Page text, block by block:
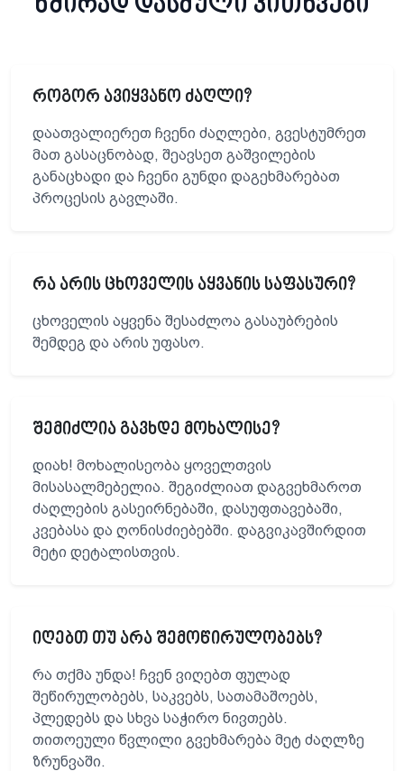
როგორ ავიყვანო ძაღლი?
დაათვალიერეთ ჩვენი ძაღლები, გვესტუმრეთ
მათ გასაცნობად, შეავსეთ გაშვილების
განაცხადი და ჩვენი გუნდი დაგეხმარებათ
პროცესის გავლაში.
რა არის ცხოველის აყვანის საფასური?
ცხოველის აყვენა შესაძლოა გასაუბრების
შემდეგ და არის უფასო.
შემიძლია გავხდე მოხალისე?
დიახ! მოხალისეობა ყოველთვის
მისასალმებელია. შეგიძლიათ დაგვეხმაროთ
ძაღლების გასეირნებაში, დასუფთავებაში,
კვებასა და ღონისძიებებში. დაგვიკავშირდით
მეტი დეტალისთვის.
იღებთ თუ არა შემოწირულობებს?
რა თქმა უნდა! ჩვენ ვიღებთ ფულად
შეწირულობებს, საკვებს, სათამაშოებს,
პლედებს და სხვა საჭირო ნივთებს.
თითოეული წვლილი გვეხმარება მეტ ძაღლზე
ზრუნვაში.